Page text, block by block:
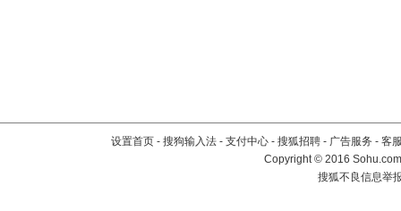
设置首页 - 搜狗输入法 - 支付中心 - 搜狐招聘 - 广告服务 - 客
Copyright©2016
搜狐不良信息举